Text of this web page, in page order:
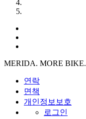
MERIDA. MORE BIKE.
연락
면책
개인정보보호
로그인